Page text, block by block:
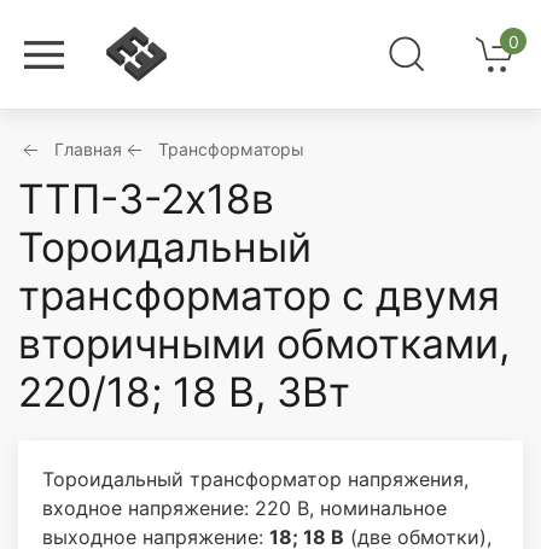
0
Главная Трансформаторы
ТТП-3-2х18в
Тороидальный
трансформатор с двумя
вторичными обмотками,
220/18; 18 В, 3Вт
Тороидальный трансформатор напряжения,
входное напряжение: 220 В, номинальное
выходное напряжение: 18; 18 В (две обмотки),